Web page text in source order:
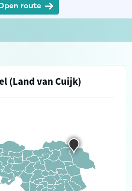
route
(Land van Cuijk)